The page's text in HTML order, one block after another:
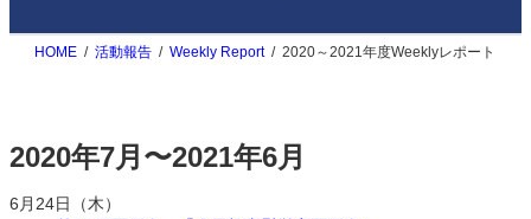
HOME 活動報告 Weekly Report 2020～2021年度Weeklyレポート
2020年7月〜2021年6月
6月24日（木）